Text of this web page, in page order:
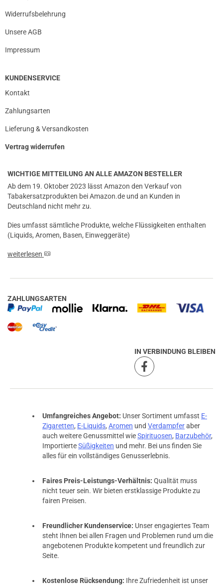
next
Widerrufsbelehrung
Unsere AGB
Impressum
KUNDENSERVICE
Kontakt
Zahlungsarten
Lieferung & Versandkosten
Vertrag widerrufen
WICHTIGE MITTEILUNG AN ALLE AMAZON BESTELLER
Ab dem 19. Oktober 2023 lässt Amazon den Verkauf von
Tabakersatzprodukten bei Amazon.de und an Kunden in
Deutschland nicht mehr zu.
Dies umfasst sämtliche Produkte, welche Flüssigkeiten enthalten
(Liquids, Aromen, Basen, Einweggeräte)
weiterlesen
ZAHLUNGSARTEN
IN VERBINDUNG BLEIBEN
Umfangreiches Angebot: Unser Sortiment umfasst E-
Zigaretten, E-Liquids, Aromen und Verdampferaber
auch weitere Genussmittel wieSpirituosen, Barzubehör,
ImportierteSüßigkeiten und mehr. Bei uns finden Sie
alles für ein vollständiges Genusserlebnis.
Faires Preis-Leistungs-Verhältnis: Qualität muss
nicht teuer sein. Wir bieten erstklassige Produkte zu
fairen Preisen.
Freundlicher Kundenservice: Unser engagiertes Team
steht Ihnen bei allen Fragen und Problemen rund um die
angebotenen Produkte kompetent und freundlich zur
Seite.
Kostenlose Rücksendung: Ihre Zufriedenheit ist unser